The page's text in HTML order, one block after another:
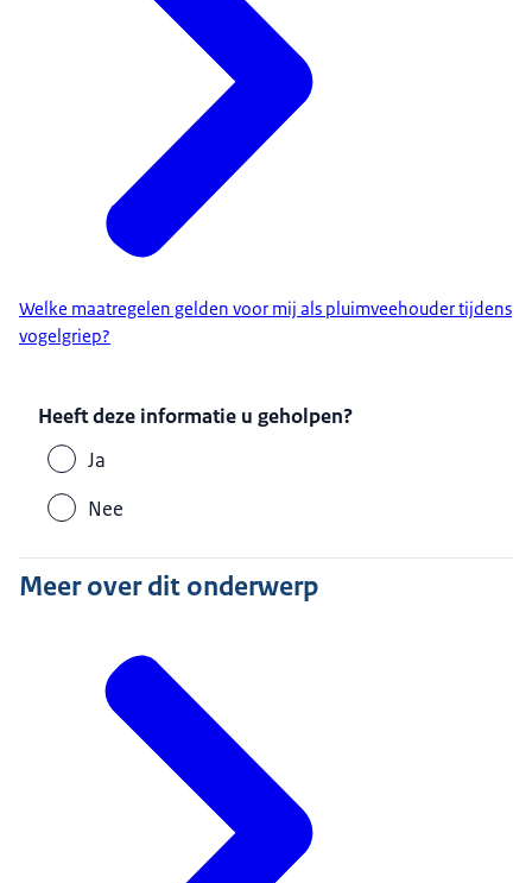
Welke maatregelen gelden voor mij als pluimveehouder tijdens
vogelgriep?
Heeft deze informatie u geholpen?
Ja
Nee
Meer over dit onderwerp